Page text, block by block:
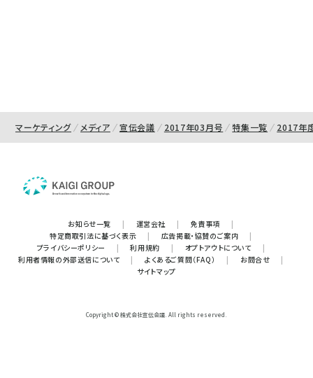
マーケティング メディア 宣伝会議 2017年03月号 特集一覧 2017年
お知らせ一覧 | 運営会社 | 免責事項
|
特定商取引法に基づく表示
| 広告掲載・協賛のご案内
|
プライバシーポリシー
| 利用規約 | オプトアウトについて
|
利用者情報の外部送信について
| よくあるご質問（FAQ） | お問合せ
|
サイトマップ
Copyright © 株式会社宣伝会議. All rights reserved.